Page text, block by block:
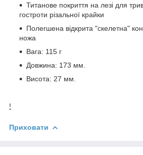
Титанове покриття на лезі для
гостроти різальної крайки
Полегшена відкрита "скелетна"
ножа
Вага: 115 г
Довжина: 173 мм.
Висота: 27 мм.
!
Приховати